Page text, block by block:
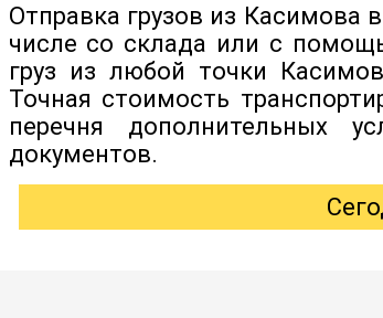
Отправка грузов из
числе со склада или с
груз из любой точки
Точная стоимость
перечня дополнительных
документов.